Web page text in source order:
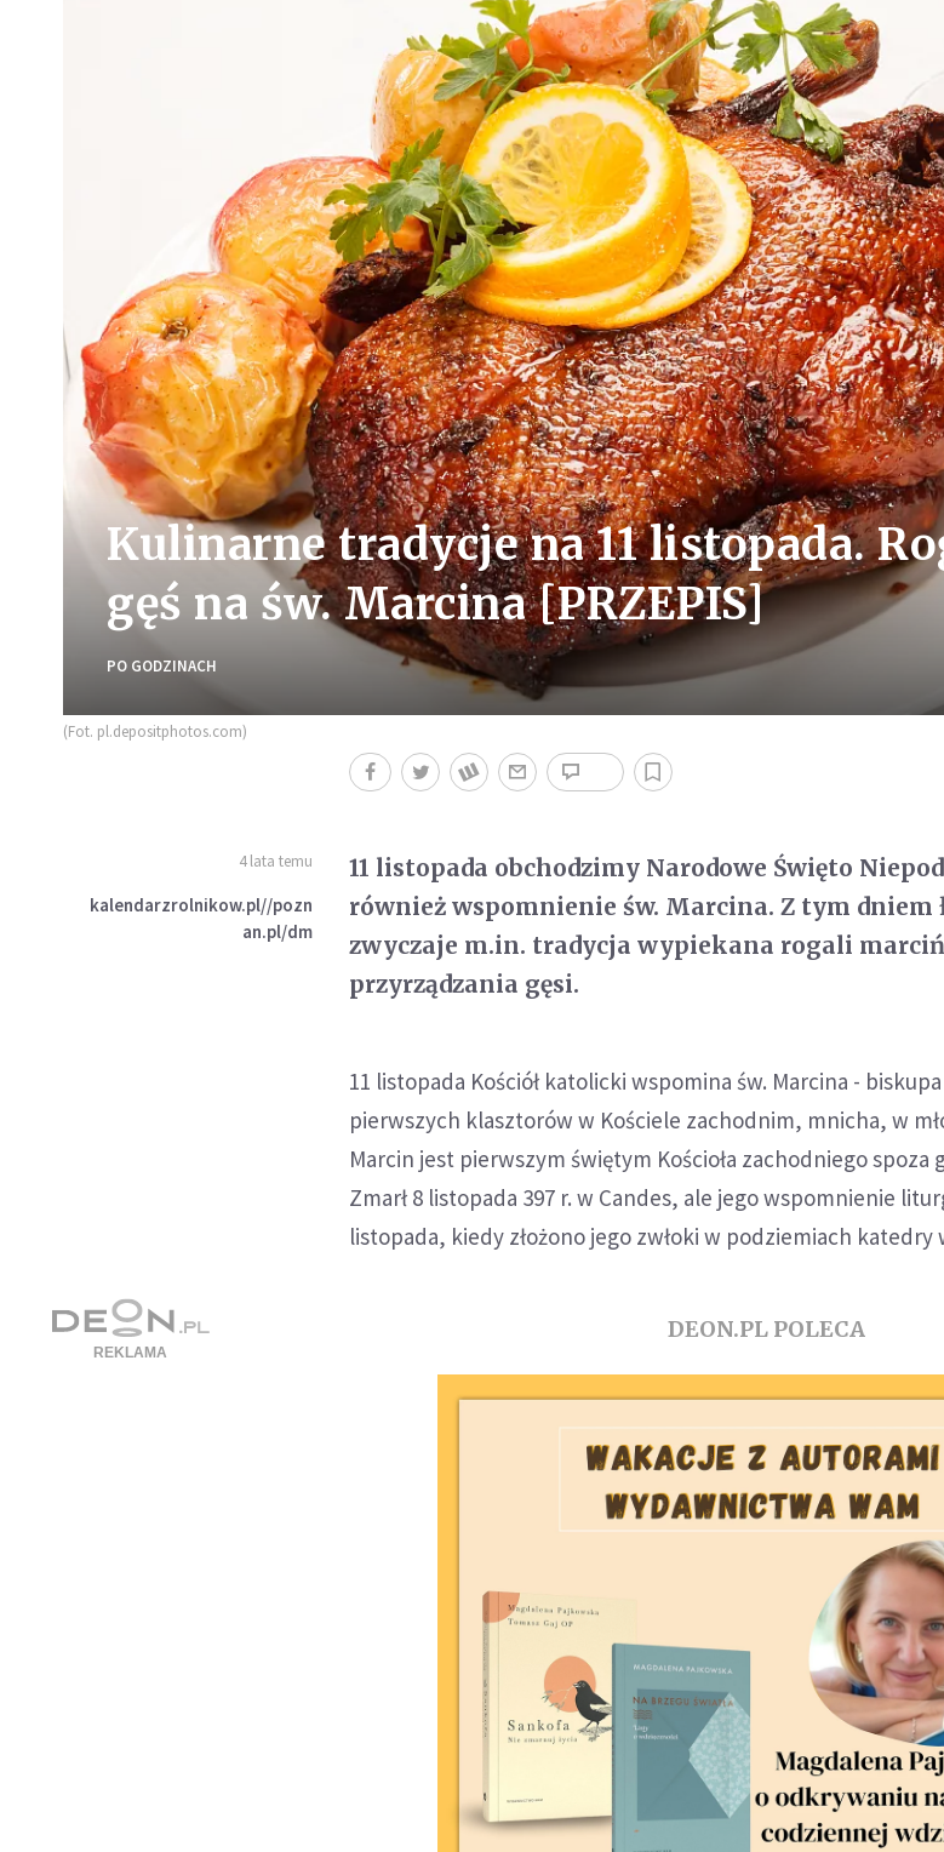
Kulinarne tradycje na 11 listopada.
gęś na św. Marcina [PRZEPIS]
PO GODZINACH
(Fot. pl.depositphotos.com)
4 lata temu
kalendarzrolnikow.pl//pozn
an.pl/dm
11 listopada obchodzimy Narodowe Święto
również wspomnienie św. Marcina. Z tym dniem
zwyczaje m.in. tradycja wypiekana rogali
przyrządzania gęsi.
11 listopada Kościół katolicki wspomina św. Marcina -
pierwszych klasztorów w Kościele zachodnim, mnicha, w
Marcin jest pierwszym świętym Kościoła zachodniego spoza
Zmarł 8 listopada 397 r. w Candes, ale jego wspomnienie
listopada, kiedy złożono jego zwłoki w podziemiach katedry
DEON.PL POLECA